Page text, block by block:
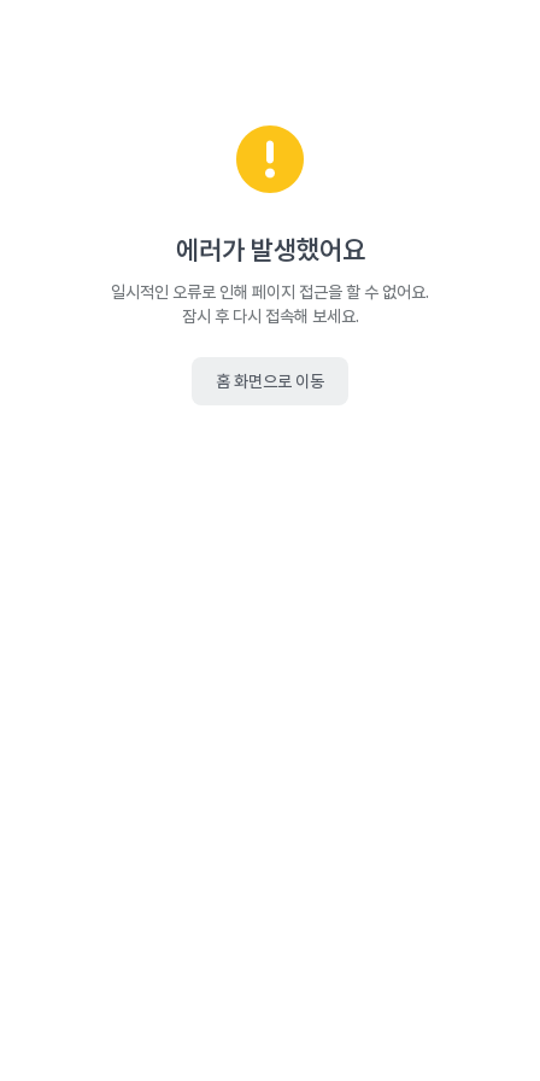
에러가 발생했어요
일시적인 오류로 인해 페이지 접근을 할 수 없어요.
잠시 후 다시 접속해 보세요.
홈 화면으로 이동